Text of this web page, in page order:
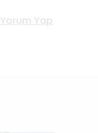
Yorum Yap